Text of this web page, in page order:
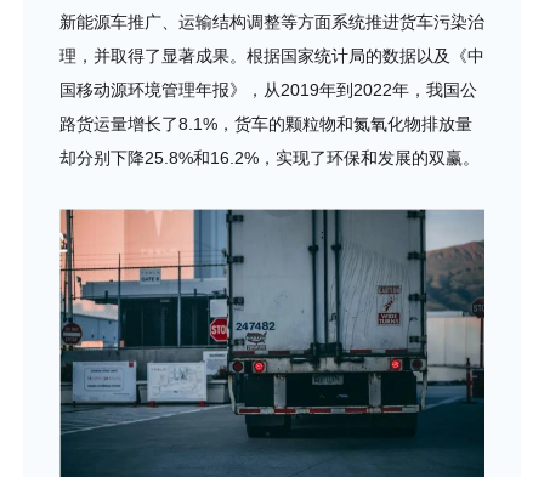
新能源车推广、运输结构调整等方面系统推进货车污染治
理，并取得了显著成果。根据国家统计局的数据以及《中
国移动源环境管理年报》，从2019年到2022年，我国公
路货运量增长了8.1%，货车的颗粒物和氮氧化物排放量
却分别下降25.8%和16.2%，实现了环保和发展的双赢。